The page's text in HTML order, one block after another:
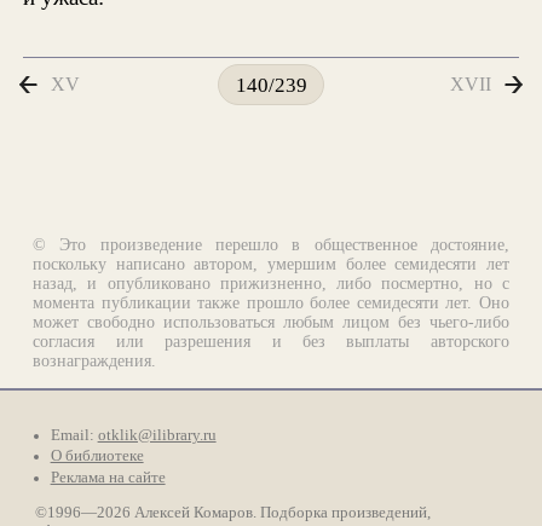
XV 140/239 XVII
© Это произведение перешло в общественное достояние,
поскольку написано автором, умершим более семидесяти лет
назад, и опубликовано прижизненно, либо посмертно, но с
момента публикации также прошло более семидесяти лет. Оно
может свободно использоваться любым лицом без чьего-либо
согласия или разрешения и без выплаты авторского
вознаграждения.
Email: otklik@ilibrary.ru
О библиотеке
Реклама на сайте
©1996—2026 Алексей Комаров. Подборка произведений,